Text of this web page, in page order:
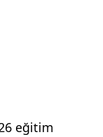
eğitim